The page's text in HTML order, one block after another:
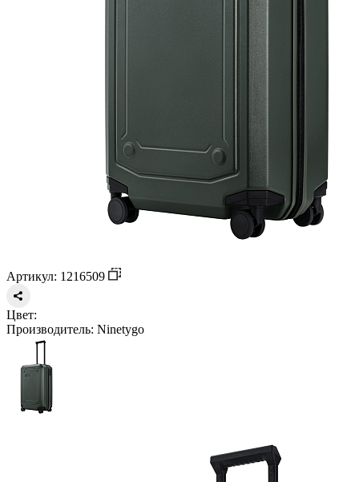
Артикул: 1216509
Цвет:
Производитель: Ninetygo